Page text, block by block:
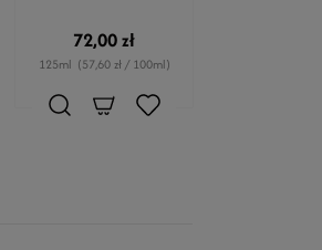
72,00 zł
125ml (57,60 zł / 100ml)